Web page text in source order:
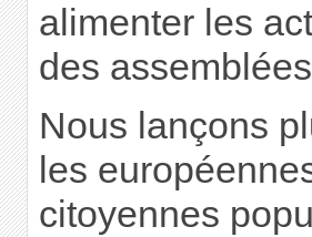
alimenter les
des
Nous lançons
les
citoyennes